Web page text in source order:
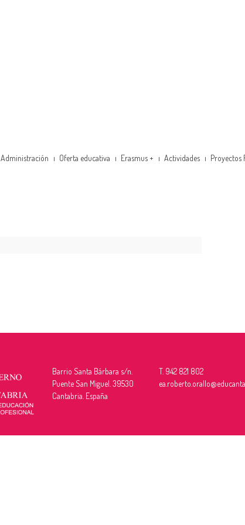
Administración Oferta educativa Erasmus + Actividades Proyectos
Barrio Santa Bárbara s/n.
Puente San Miguel. 39530
Cantabria. España
T. 942 821 802